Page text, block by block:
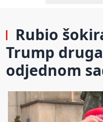
Rubio
Trump
odjednom